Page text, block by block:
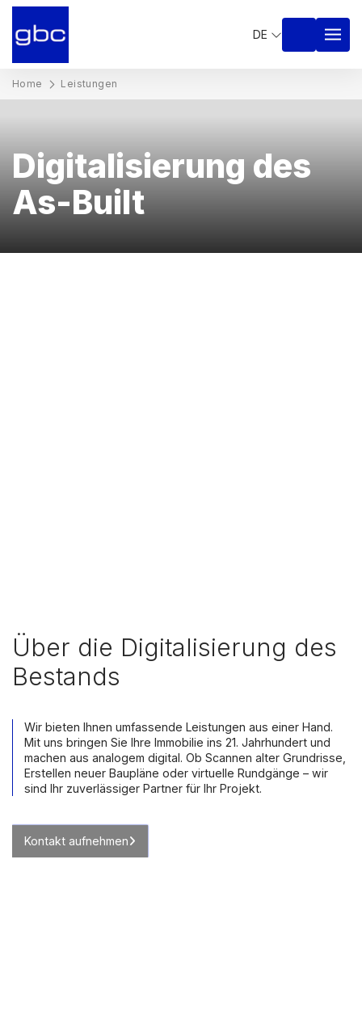
DE
Home Leistungen
Digitalisierung des
As-Built
Über die Digitalisierung des
Bestands
Wir bieten Ihnen umfassende Leistungen aus einer Hand.
Mit uns bringen Sie Ihre Immobilie ins 21. Jahrhundert und
machen aus analogem digital. Ob Scannen alter Grundrisse,
Erstellen neuer Baupläne oder virtuelle Rundgänge – wir
sind Ihr zuverlässiger Partner für Ihr Projekt.
Kontakt aufnehmen